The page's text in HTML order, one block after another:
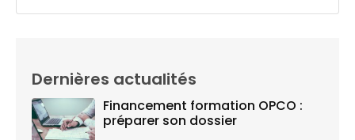
Dernières actualités
Financement formation OPCO :
préparer son dossier